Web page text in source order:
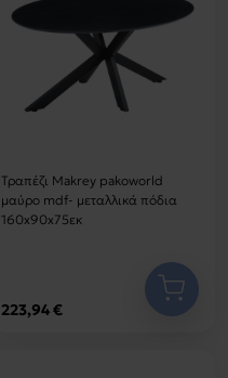
Τραπέζι Makrey pakoworld
μαύρο mdf- μεταλλικά πόδια
160x90x75εκ
223,94 €